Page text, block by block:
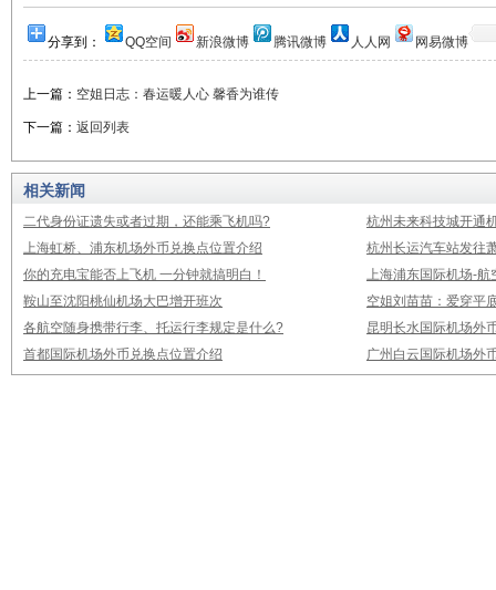
分享到： QQ空间 新浪微博 腾讯微博 人人网 网易微博
上一篇： 空姐日志：春运暖人心 馨香为谁传
下一篇： 返回列表
相关新闻
二代身份证遗失或者过期，还能乘飞机吗?
杭州未来科技城开通
上海虹桥、浦东机场外币兑换点位置介绍
杭州长运汽车站发往
你的充电宝能否上飞机 一分钟就搞明白！
上海浦东国际机场-航
鞍山至沈阳桃仙机场大巴增开班次
空姐刘苗苗：爱穿平
各航空随身携带行李、托运行李规定是什么?
昆明长水国际机场外
首都国际机场外币兑换点位置介绍
广州白云国际机场外